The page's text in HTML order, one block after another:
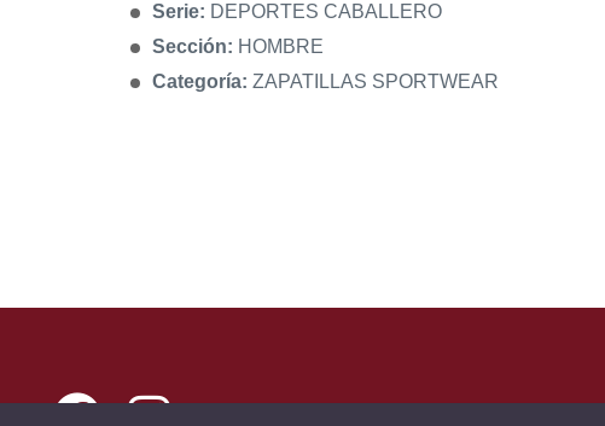
Serie: DEPORTES CABALLERO
Sección: HOMBRE
Categoría: ZAPATILLAS SPORTWEAR